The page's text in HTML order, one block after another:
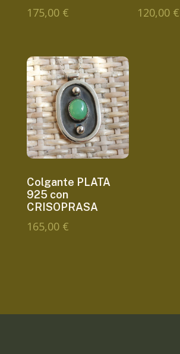
175,00 € 120,00 €
Colgante PLATA
925 con
CRISOPRASA
165,00 €